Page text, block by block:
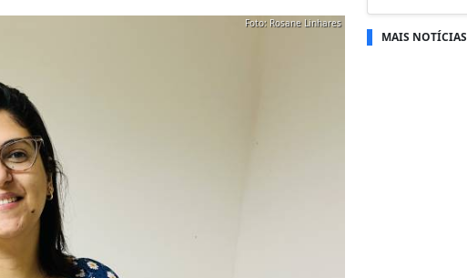
Foto: Rosane Linhares
MAIS NOTÍCIAS